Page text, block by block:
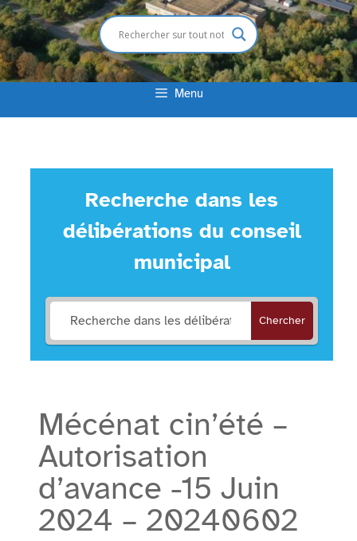
Menu
Recherche dans les
délibérations du conseil
municipal
Chercher
Mécénat cin’été –
Autorisation
d’avance -15 Juin
2024 – 20240602